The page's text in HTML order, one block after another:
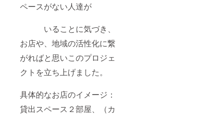
ペースがない人達が
いることに気づき、
お店や、地域の活性化に繋
がればと思いこのプロジェ
クトを立ち上げました。
具体的なお店のイメージ：
貸出スペース２部屋、（カ